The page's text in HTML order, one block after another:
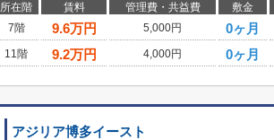
所在階 賃料 管理費・共益費 敷金
7階
9.6万円 5,000円 0ヶ月
11階
9.2万円 4,000円 0ヶ月
アジリア博多イースト